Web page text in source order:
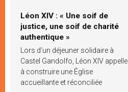
Léon XIV : « Une soif de
justice, une soif de charité
authentique »
Lors d’un déjeuner solidaire à
Castel Gandolfo, Léon XIV appelle
à construire une Église
accueillante et réconciliée